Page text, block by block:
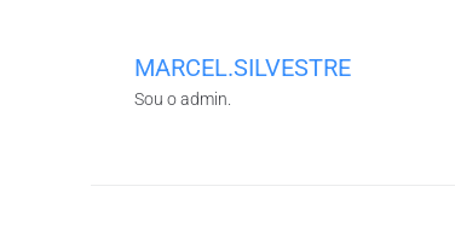
MARCEL.SILVESTRE
Sou o admin.